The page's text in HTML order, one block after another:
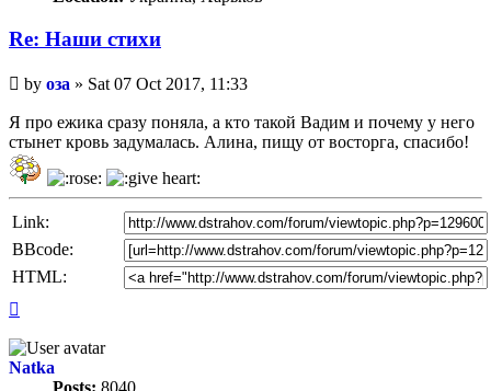
Re: Наши стихи
Unread
post
by оза » Sat 07 Oct 2017, 11:33
Я про ежика сразу поняла, а кто такой Вадим и почему у него
стынет кровь задумалась. Алина, пищу от восторга, спасибо!
Link:
BBcode:
HTML:
Natka